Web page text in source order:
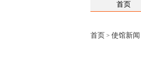
首页
首页 > 使馆新闻